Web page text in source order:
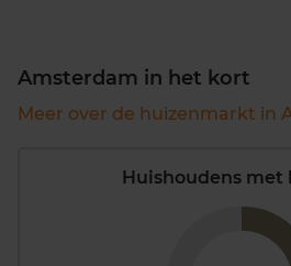
Amsterdam in het kort
Meer over de huizenmarkt in
Huishoudens met